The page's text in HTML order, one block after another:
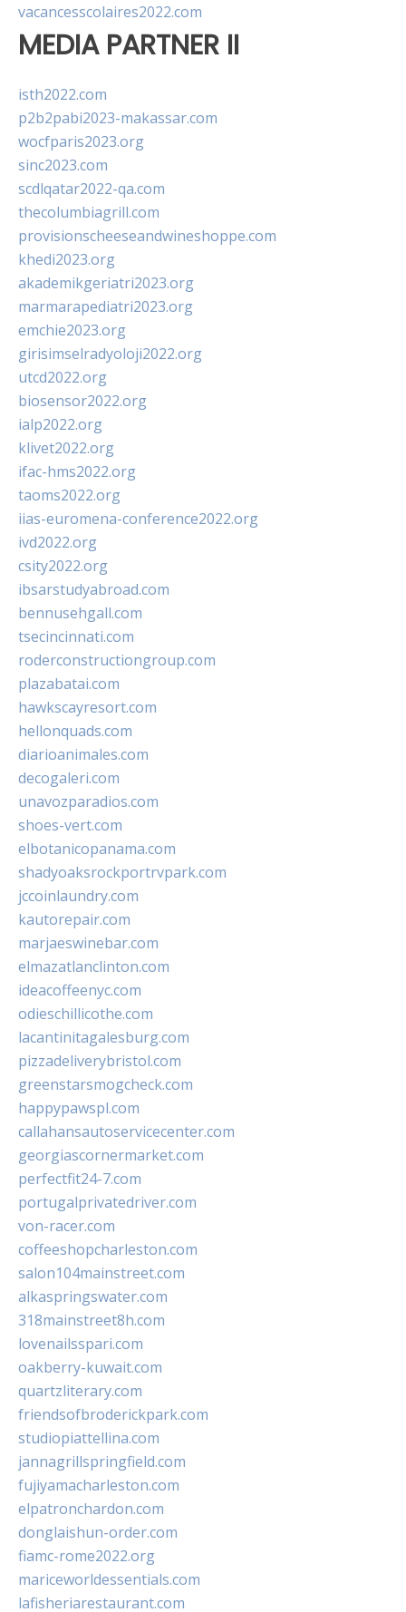
vacancesscolaires2022.com
MEDIA PARTNER II
isth2022.com
p2b2pabi2023-makassar.com
wocfparis2023.org
sinc2023.com
scdlqatar2022-qa.com
thecolumbiagrill.com
provisionscheeseandwineshoppe.com
khedi2023.org
akademikgeriatri2023.org
marmarapediatri2023.org
emchie2023.org
girisimselradyoloji2022.org
utcd2022.org
biosensor2022.org
ialp2022.org
klivet2022.org
ifac-hms2022.org
taoms2022.org
iias-euromena-conference2022.org
ivd2022.org
csity2022.org
ibsarstudyabroad.com
bennusehgall.com
tsecincinnati.com
roderconstructiongroup.com
plazabatai.com
hawkscayresort.com
hellonquads.com
diarioanimales.com
decogaleri.com
unavozparadios.com
shoes-vert.com
elbotanicopanama.com
shadyoaksrockportrvpark.com
jccoinlaundry.com
kautorepair.com
marjaeswinebar.com
elmazatlanclinton.com
ideacoffeenyc.com
odieschillicothe.com
lacantinitagalesburg.com
pizzadeliverybristol.com
greenstarsmogcheck.com
happypawspl.com
callahansautoservicecenter.com
georgiascornermarket.com
perfectfit24-7.com
portugalprivatedriver.com
von-racer.com
coffeeshopcharleston.com
salon104mainstreet.com
alkaspringswater.com
318mainstreet8h.com
lovenailsspari.com
oakberry-kuwait.com
quartzliterary.com
friendsofbroderickpark.com
studiopiattellina.com
jannagrillspringfield.com
fujiyamacharleston.com
elpatronchardon.com
donglaishun-order.com
fiamc-rome2022.org
mariceworldessentials.com
lafisheriarestaurant.com